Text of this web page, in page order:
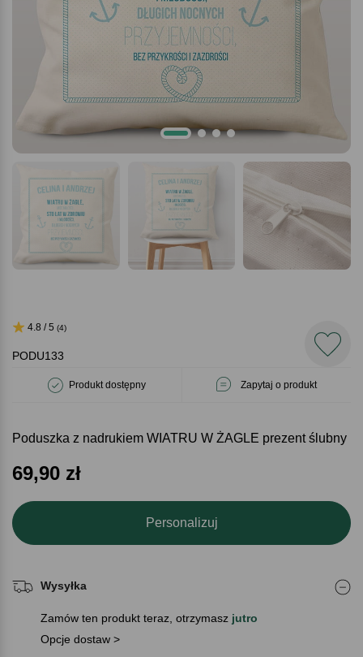
PODU133
Produkt dostępny Zapytaj o produkt
4.8 / 5 (4)
Poduszka z nadrukiem WIATRU W ŻAGLE prezent ślubny
69,90 zł
Personalizuj
Wysyłka
Zamów ten produkt teraz, otrzymasz jutro
Opcje dostaw >